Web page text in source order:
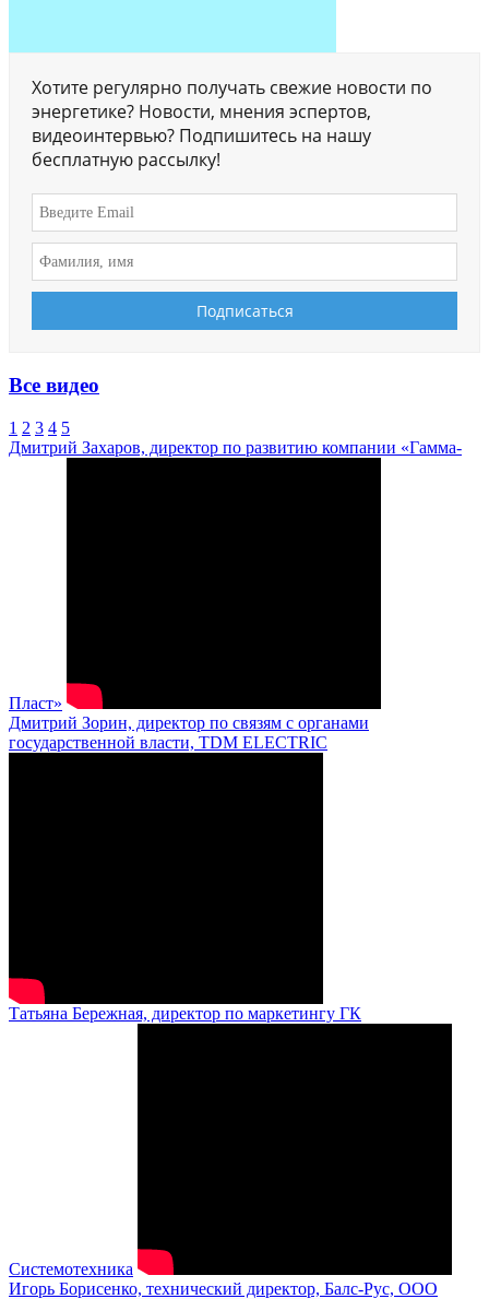
Хотите регулярно получать свежие новости по
энергетике? Новости, мнения эспертов,
видеоинтервью? Подпишитесь на нашу
бесплатную рассылку!
Все видео
1 2 3 4 5
Дмитрий Захаров, директор по развитию компании «Гамма-
Пласт»
Дмитрий Зорин, директор по связям с органами
государственной власти, TDM ELECTRIC
Татьяна Бережная, директор по маркетингу ГК
Системотехника
Игорь Борисенко, технический директор, Балс-Рус, ООО